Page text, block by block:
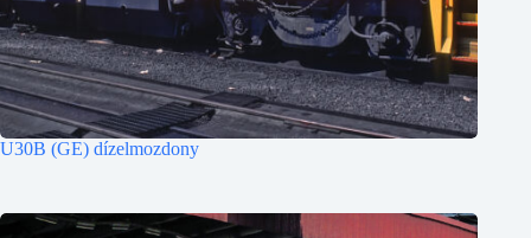
U30B (GE) dízelmozdony